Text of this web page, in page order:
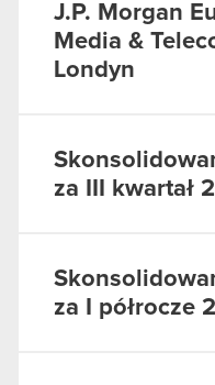
J.P. Morgan
Media &
Londyn
za III kwartał
za I półrocze